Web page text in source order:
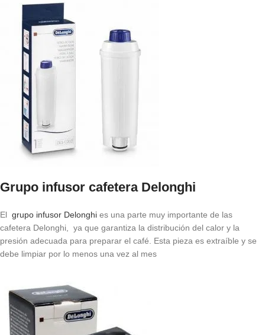
Grupo infusor cafetera Delonghi
El grupo infusor Delonghi es una parte muy importante de las
cafetera Delonghi, ya que garantiza la distribución del calor y la
presión adecuada para preparar el café. Esta pieza es extraíble y se
debe limpiar por lo menos una vez al mes